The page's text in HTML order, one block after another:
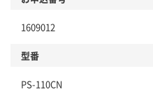
1609012
型番
PS-110CN